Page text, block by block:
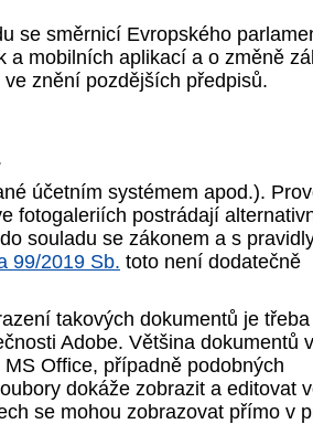
se směrnicí Evropského
a mobilních aplikací a o změně
znění pozdějších předpisů.
účetním systémem apod.).
fotogaleriích postrádají
souladu se zákonem a s
99/2019 Sb. toto není dodatečně
takových dokumentů je
Adobe. Většina dokumentů
Office, případně podobných
dokáže zobrazit a editovat
se mohou zobrazovat přímo v